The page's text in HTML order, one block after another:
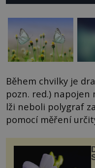
Během chvilky je
pozn. red.)
lži neboli polygraf
pomocí měření